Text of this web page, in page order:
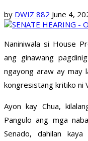
by DWIZ 882 June 4,
Naniniwala si House
ang ginawang
ngayong araw ay may
kongresistang kritiko ni
Ayon kay Chua,
Pangulo ang mga
Senado, dahilan